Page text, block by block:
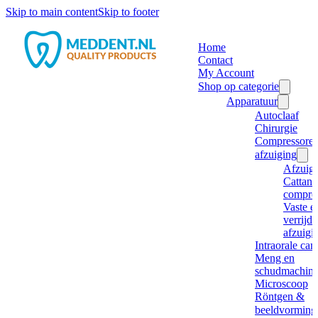
Skip to main contentSkip to footer
Home
Contact
My Account
Shop op categorie
Apparatuur
Autoclaaf
Chirurgie
afzuiging
Cattani
Vaste
Intraorale
Meng en
Microscoop
Röntgen &
beeldvorming